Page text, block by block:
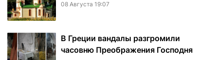
08 Августа 19:07
В Греции вандалы разгромили
часовню Преображения Господня